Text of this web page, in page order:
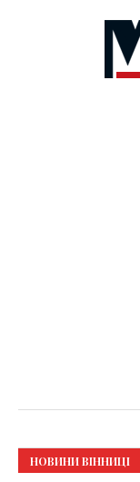
НОВИНИ ВІННИЦІ